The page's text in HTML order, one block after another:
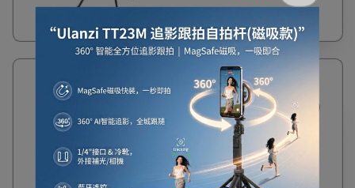
OFF
BLACKDOG 浮月
Pro 露營月亮椅
(CBD2450JJ018)
- 黑色 | 寬大舒適 |
多兜置物
$158